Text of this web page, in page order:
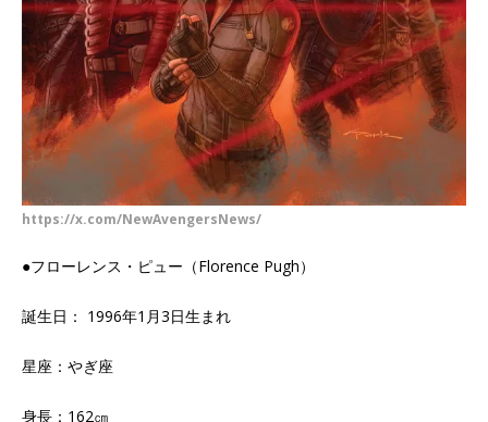
https://x.com/NewAvengersNews/
●フローレンス・ピュー（Florence Pugh）
誕生日： 1996年1月3日生まれ
星座：やぎ座
身長：162㎝